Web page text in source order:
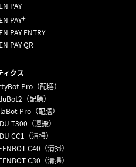
PAY
PAY+
PAY ENTRY
PAY QR
ィクス
Pro（配膳）
（配膳）
Pro（配膳）
T300（運搬）
CC1（清掃）
C40（清掃）
C30（清掃）